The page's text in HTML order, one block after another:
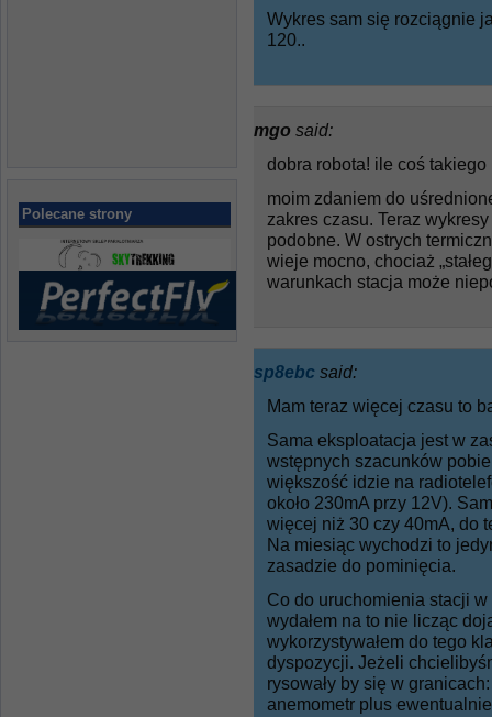
Polecane strony
Wykres sam się rozciągnie
120..
mgo said:
dobra robota! ile coś
moim zdaniem do
zakres czasu. Teraz
podobne. W ostrych
wieje mocno, chociaż
warunkach stacja może
sp8ebc said:
Mam teraz więcej czasu to
Sama eksploatacja jest w
wstępnych szacunków
większość idzie na
około 230mA przy 12V).
więcej niż 30 czy 40mA, do
Na miesiąc wychodzi to
zasadzie do pominięcia.
Co do uruchomienia stacji
wydałem na to nie licząc
wykorzystywałem do tego
dyspozycji. Jeżeli
rysowały by się w
anemometr plus